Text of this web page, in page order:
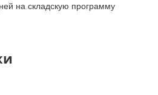
на складскую программу